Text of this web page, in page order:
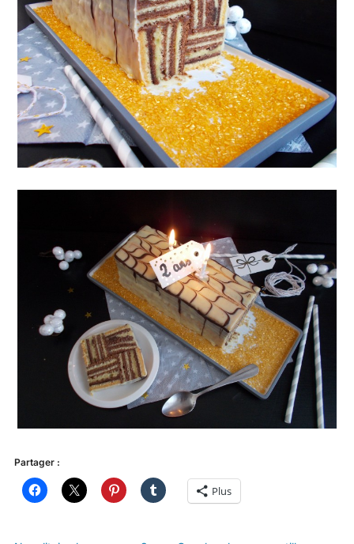
Partager :
Plus